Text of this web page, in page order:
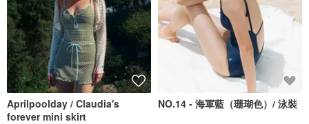
Aprilpoolday / Claudia's
forever mini skirt
NO.14 - 海軍藍（珊瑚色）/ 泳裝